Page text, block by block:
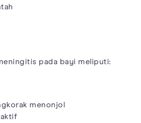
pada bayi meliputi:
menonjol
aktif